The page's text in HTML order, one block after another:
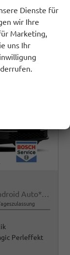
Selection Kombi 1.5 TSI DSG AHK*Android Auto*ACC*SHZ*E-Heck*Keyless*Kamera*2Z Klimaauto
Perleffekt
Dienste für
wir Ihre
Marketing,
uns Ihr